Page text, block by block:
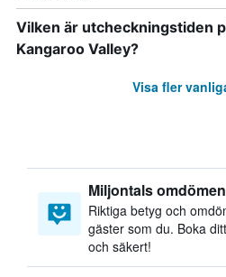
Vilken är utcheckningstiden
Kangaroo Valley?
Visa fler
Miljontals omdömen
Riktiga betyg och
gäster som du. Boka
och säkert!